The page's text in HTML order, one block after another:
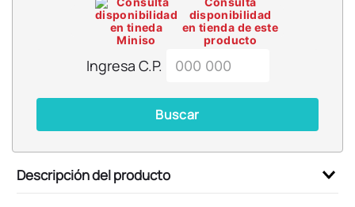
disponibilidad
en tienda de este
producto
Ingresa C.P.
Buscar
Descripción del producto
cosmetiquera